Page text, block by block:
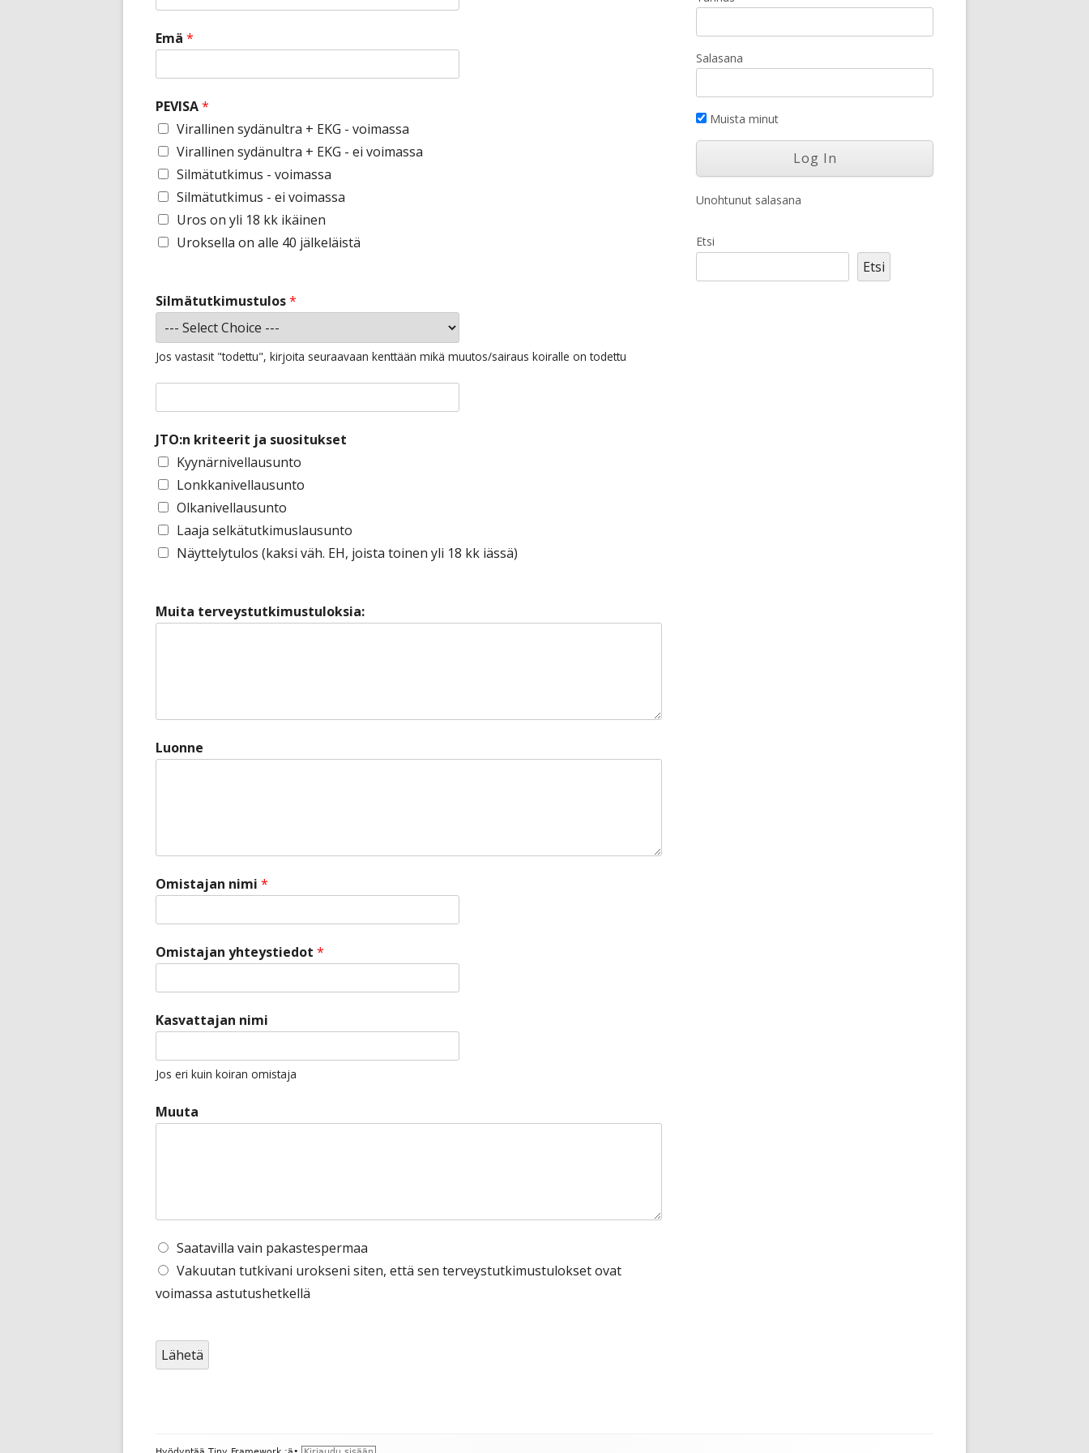
Emä *
PEVISA*
Virallinen sydänultra + EKG - voimassa
Virallinen sydänultra + EKG - ei voimassa
Silmätutkimus - voimassa
Silmätutkimus - ei voimassa
Uros on yli 18 kk ikäinen
Uroksella on alle 40 jälkeläistä
Silmätutkimustulos*
Jos vastasit "todettu", kirjoita seuraavaan kenttään mikä muutos/sairaus koiralle on todettu
JTO:n kriteerit ja suositukset
Kyynärnivellausunto
Lonkkanivellausunto
Olkanivellausunto
Laaja selkätutkimuslausunto
Näyttelytulos (kaksi väh. EH, joista toinen yli 18 kk iässä)
Muita terveystutkimustuloksia:
Luonne
Omistajan nimi *
Omistajan yhteystiedot *
*
t
e
r
v
e
u
t
k
t
Kasvattajan nimi
Jos eri kuin koiran omistaja
Muuta
Saatavilla vain pakastespermaa
Vakuutan tutkivani urokseni siten, että sen terveystutkimustulokset ovat
voimassa astutushetkellä
Lähetä
Salasana
Muista minut
Unohtunut salasana
Etsi
Etsi
Alapalkin